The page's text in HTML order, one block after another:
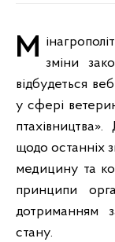
Мінагрополітики продовжує серію вебінарів про зміни
відбудеться
у сфері
щодо останніх
медицину та
принципи
дотриманням
стану.